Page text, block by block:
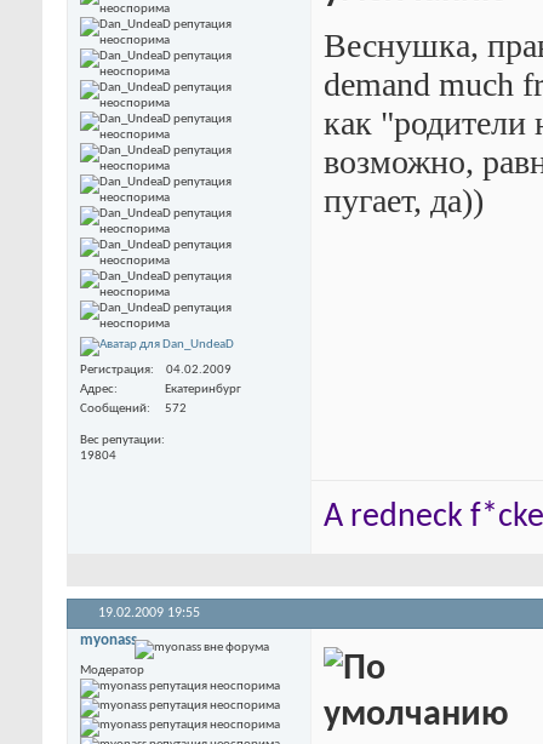
Регистрация
04.02.2009
Адрес
Екатеринбург
Сообщений
572
Вес репутации
19804
Веснушка,
demand much
как
возможно,
пугает, да))
A redneck
19.02.2009 19:55
myonass
Модератор